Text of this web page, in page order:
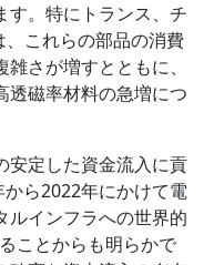
す。特にトランス、チ
、これらの部品の消費
さが増すとともに、
透磁率材料の急増につ
安定した資金流入に貢
ら2022年にかけて電
ルインフラへの世界的
ことからも明らかで